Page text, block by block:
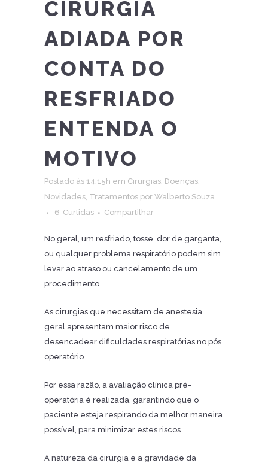
CIRURGIA
ADIADA POR
CONTA DO
RESFRIADO
ENTENDA O
MOTIVO
Postado às 14:15h em Cirurgias Doenças
Novidades Tratamentos por Walberto Souza
6 Curtidas Compartilhar
No geral, um resfriado, tosse, dor de garganta,
ou qualquer problema respiratório podem sim
levar ao atraso ou cancelamento de um
procedimento.
As cirurgias que necessitam de anestesia
geral apresentam maior risco de
desencadear dificuldades respiratórias no pós
operatório.
Por essa razão, a avaliação clínica pré-
operatória é realizada, garantindo que o
paciente esteja respirando da melhor maneira
possível, para minimizar estes riscos.
A natureza da cirurgia e a gravidade da